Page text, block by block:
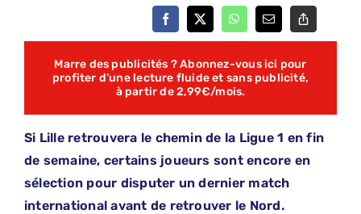
Marre des publicités ? Abonnez-vous ici pour
profiter d’une lecture fluide et sans publicité,
à partir de 2,99€/mois.
Si Lille retrouvera le chemin de la Ligue 1 en fin
de semaine, certains joueurs sont encore en
sélection pour disputer un dernier match
international avant de retrouver le Nord.